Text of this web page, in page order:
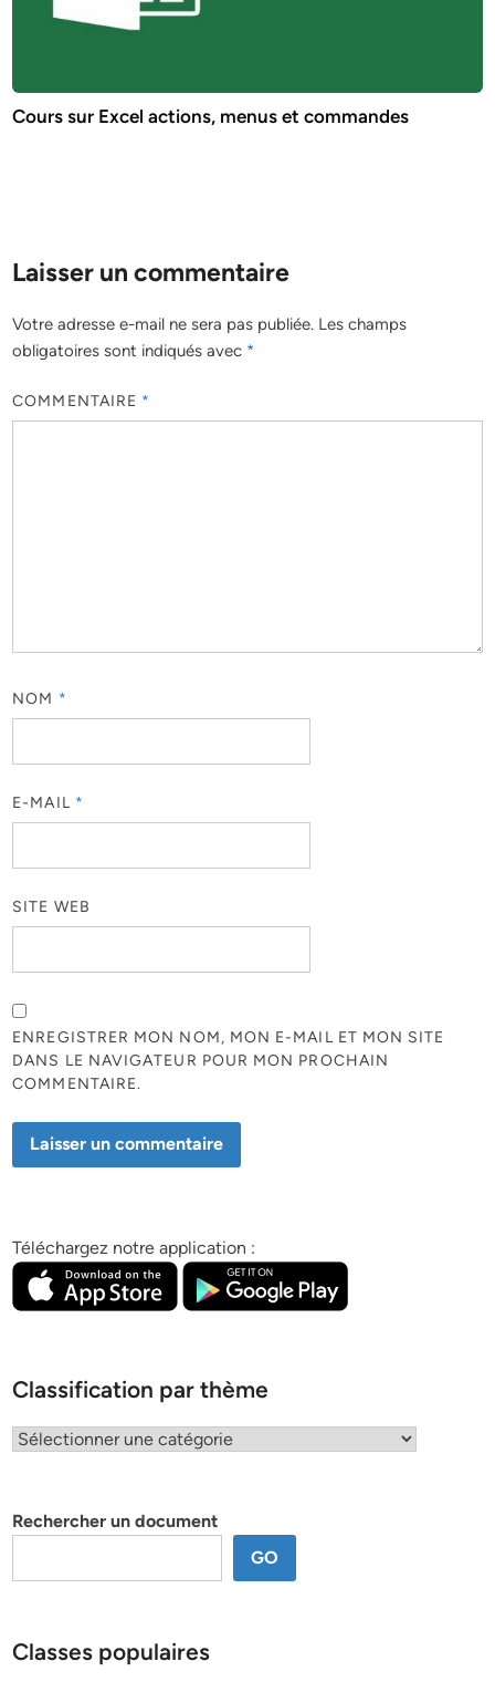
Cours sur Excel actions, menus et commandes
Laisser un commentaire
Votre adresse e-mail ne sera pas publiée. Les champs
obligatoires sont indiqués avec *
COMMENTAIRE *
NOM *
E-MAIL *
SITE WEB
ENREGISTRER MON NOM, MON E-MAIL ET MON SITE
DANS LE NAVIGATEUR POUR MON PROCHAIN
COMMENTAIRE.
Téléchargez notre application :
Classification par thème
Classification
Rechercher un document
GO
Classes populaires